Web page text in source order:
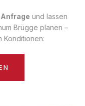
und lassen
Brügge planen –
Konditionen: